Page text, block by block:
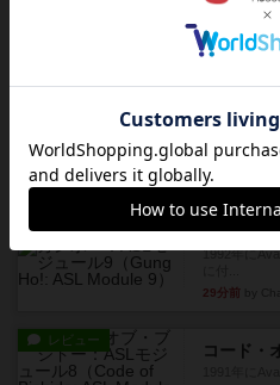
『Squad
たマップの
1992年に
20分前
ガンホー
1992年に
29分前
レビュー